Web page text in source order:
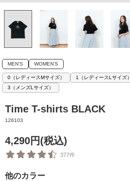
MEN'S WOMEN'S
0（レディースMサイズ） 1（レディースLサイズ）
3（メンズLサイズ）
Time T-shirts BLACK
126103
4,290円(税込)
377件
他のカラー